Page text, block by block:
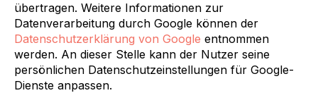
übertragen. Weitere Informationen zur
Datenverarbeitung durch Google können der
Datenschutzerklärung von Google entnommen
werden. An dieser Stelle kann der Nutzer seine
persönlichen Datenschutzeinstellungen für Google-
Dienste anpassen.